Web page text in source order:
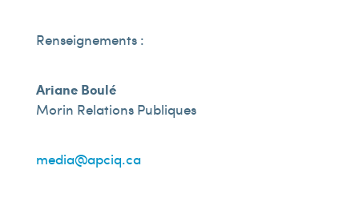
Renseignements :
Ariane Boulé
Morin Relations Publiques
media@apciq.ca